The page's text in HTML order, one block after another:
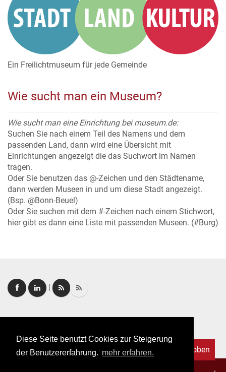
Diese Seite benutzt Cookies zur Steigerung
der Benutzererfahrung. mehr erfahren.
Ein Freilichtmuseum für jede Gemeinde
Wie sucht man ein Museum?
Wie sucht man eine Einrichtung bei museum.de:
Suchen Sie nach einem Teil des Namens und dem
passenden Land, dann wird eine Übersicht mit
Einrichtungen angezeigt die das Suchwort im Namen
tragen.
Oder Sie benutzen das @-Zeichen und den Städtename,
dann werden Museen in und um diese Stadt angezeigt.
(Bsp. @Bonn-Beuel)
Oder Sie suchen mit dem #-Zeichen nach einem Stichwort,
hier gibt es dann eine Liste mit passenden Museen. (#Burg)
Nach oben